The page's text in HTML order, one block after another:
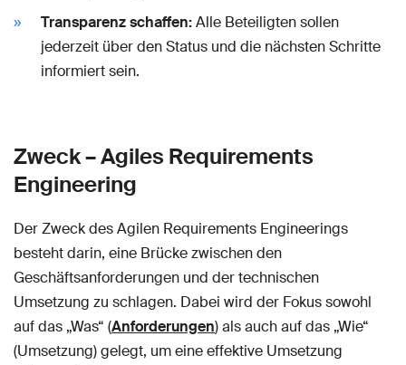
Transparenz schaffen:Alle Beteiligten sollen
jederzeit über den Status und die nächsten Schritte
informiert sein.
Zweck – Agiles Requirements
Engineering
Der Zweck des Agilen Requirements Engineerings
besteht darin, eine Brücke zwischen den
Geschäftsanforderungen und der technischen
Umsetzung zu schlagen. Dabei wird der Fokus sowohl
auf das „Was“ (Anforderungen) als auch auf das „Wie“
(Umsetzung) gelegt, um eine effektive Umsetzung